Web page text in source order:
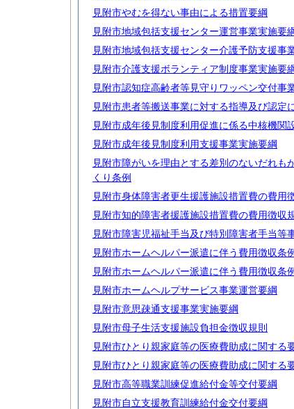
見附市やむを得ない事由による措置要綱
見附市地域包括支援センター運営事業実施要
見附市地域包括支援センター介護予防支援事
見附市介護支援ボランティア制度事業実施要
見附市認知症高齢者等見守りワッペン交付事
見附市患者等搬送事業に対する指導及び認定
見附市成年後見制度利用促進に係る中核機関
見附市成年後見制度利用支援事業実施要綱
見附市障がいを理由とする差別のないだれも
くり条例
見附市身体障害者更生援護施設措置費の費用
見附市知的障害者援護施設措置費の費用徴収
見附市障害児福祉手当及び特別障害者手当等
見附市ホームヘルパー派遣に伴う費用徴収条例
見附市ホームヘルパー派遣に伴う費用徴収条
見附市ホームヘルプサービス事業運営要綱
見附市意思疎通支援事業実施要綱
見附市母子生活支援施設負担金徴収規則
見附市ひとり親家庭等の医療費助成に関する
見附市ひとり親家庭等の医療費助成に関する
見附市高等職業訓練促進給付金等交付要綱
見附市自立支援教育訓練給付金交付要綱